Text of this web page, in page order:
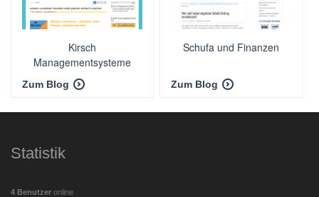
Kirsch
Managementsysteme
Interim Management &
Consulting
Zum Blog
Schufa und Finanzen
Zum Blog
Statistik
4 Benutzer online